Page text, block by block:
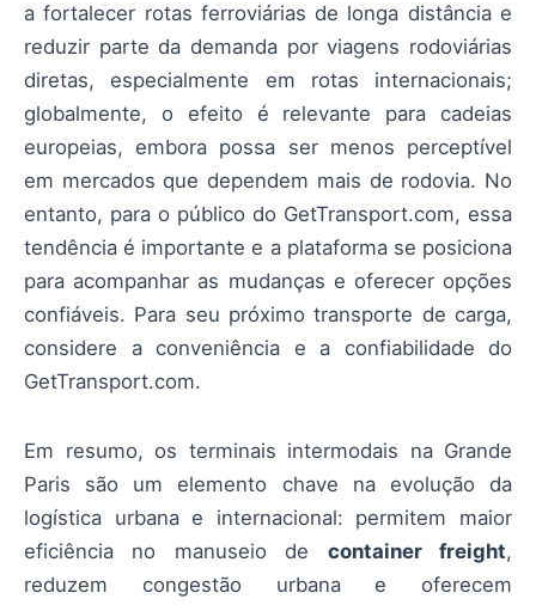
a fortalecer rotas ferroviárias de longa distância e
reduzir parte da demanda por viagens rodoviárias
diretas, especialmente em rotas internacionais;
globalmente, o efeito é relevante para cadeias
europeias, embora possa ser menos perceptível
em mercados que dependem mais de rodovia. No
entanto, para o público do GetTransport.com, essa
tendência é importante e a plataforma se posiciona
para acompanhar as mudanças e oferecer opções
confiáveis. Para seu próximo transporte de carga,
considere a conveniência e a confiabilidade do
GetTransport.com.
Em resumo, os terminais intermodais na Grande
Paris são um elemento chave na evolução da
logística urbana e internacional: permitem maior
eficiência no manuseio de container freight,
reduzem congestão urbana e oferecem